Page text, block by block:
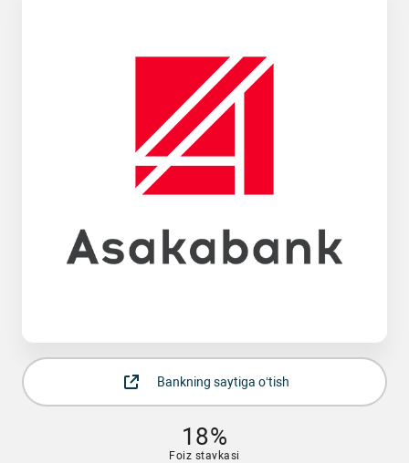
Bankning saytiga o‘tish
18%
Foiz stavkasi